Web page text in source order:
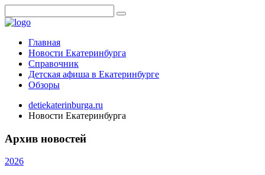
Главная
Новости Екатеринбурга
Справочник
Детская афиша в Екатеринбурге
Обзоры
detiekaterinburga.ru
Новости Екатеринбурга
Архив новостей
2026